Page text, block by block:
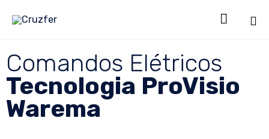

Comandos Elétricos
Tecnologia ProVisio
Warema